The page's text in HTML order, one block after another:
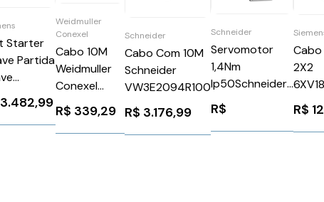
Starter
Partida
32A
3.482,99
Weidmuller
Conexel
Cabo 10M
Weidmuller
Conexel
9457231000
R$ 339,29
Schneider
Cabo Com 10M
Schneider
VW3E2094R100
R$ 3.176,99
Schneider
Servomotor
1,4Nm
Ip50Schneider
BSH0701T11A2A
R$
2X2
R$